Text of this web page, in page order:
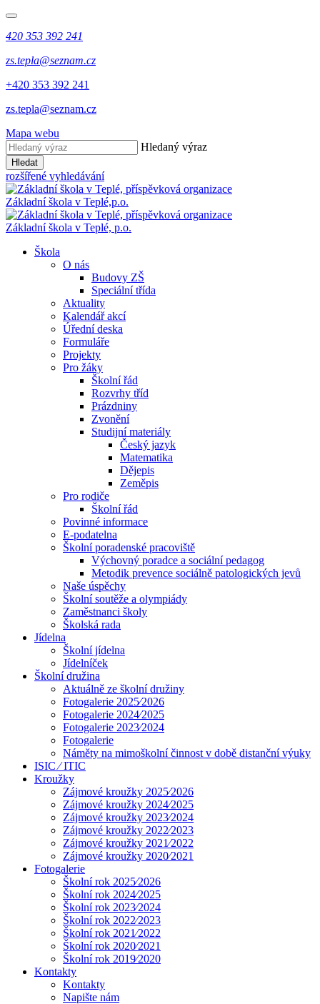
420 353 392 241
zs.tepla@seznam.cz
+420 353 392 241
zs.tepla@seznam.cz
Mapa webu
Hledaný výraz
Hledat
rozšířené vyhledávání
Základní škola v Teplé,p.o.
Základní škola v Teplé, p.o.
Škola
O nás
Budovy ZŠ
Speciální třída
Aktuality
Kalendář akcí
Úřední deska
Formuláře
Projekty
Pro žáky
Školní řád
Rozvrhy tříd
Prázdniny
Zvonění
Studijní materiály
Český jazyk
Matematika
Dějepis
Zeměpis
Pro rodiče
Školní řád
Povinné informace
E-podatelna
Školní poradenské pracoviště
Výchovný poradce a sociální pedagog
Metodik prevence sociálně patologických jevů
Naše úspěchy
Školní soutěže a olympiády
Zaměstnanci školy
Školská rada
Jídelna
Školní jídelna
Jídelníček
Školní družina
Aktuálně ze školní družiny
Fotogalerie 2025⁄2026
Fotogalerie 2024⁄2025
Fotogalerie 2023⁄2024
Fotogalerie
Náměty na mimoškolní činnost v době distanční výuky
ISIC ⁄ ITIC
Kroužky
Zájmové kroužky 2025⁄2026
Zájmové kroužky 2024⁄2025
Zájmové kroužky 2023⁄2024
Zájmové kroužky 2022⁄2023
Zájmové kroužky 2021⁄2022
Zájmové kroužky 2020⁄2021
Fotogalerie
Školní rok 2025⁄2026
Školní rok 2024⁄2025
Školní rok 2023⁄2024
Školní rok 2022⁄2023
Školní rok 2021⁄2022
Školní rok 2020⁄2021
Školní rok 2019⁄2020
Kontakty
Kontakty
Napište nám